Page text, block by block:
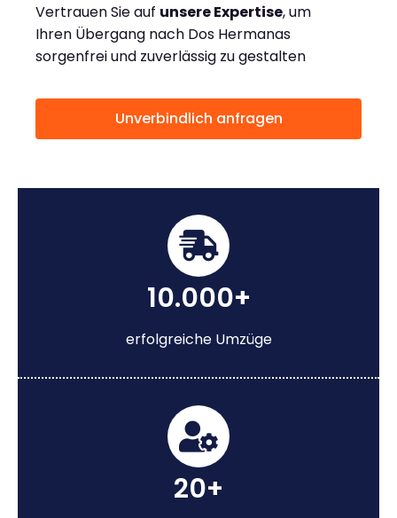
Vertrauen Sie auf unsere Expertise, um
Ihren Übergang nach Dos Hermanas
sorgenfrei und zuverlässig zu gestalten
Unverbindlich anfragen
10.000+
erfolgreiche Umzüge
20+